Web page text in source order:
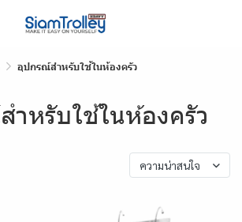
อุปกรณ์สำหรับใช้ในห้องครัว
ำหรับใช้ในห้องครัว
ความน่าสนใจ